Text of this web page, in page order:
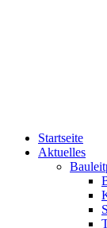
Startseite
Aktuelles